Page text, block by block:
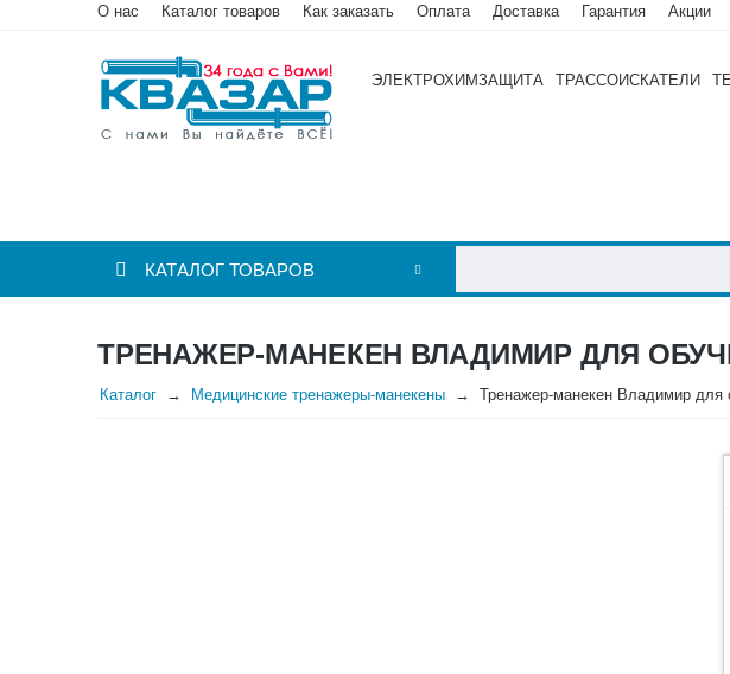
О нас Каталог товаров Как заказать Оплата Доставка Гарантия Акции
ЭЛЕКТРОХИМЗАЩИТА ТРАССОИСКАТЕЛИ
КАТАЛОГ ТОВАРОВ
ТРЕНАЖЕР-МАНЕКЕН ВЛАДИМИР ДЛЯ
Каталог Медицинские тренажеры-манекены Тренажер-манекен Владимир для